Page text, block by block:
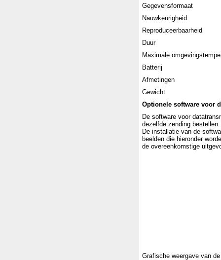
Gegevensformaat
Nauwkeurigheid
Reproduceerbaarheid
Duur
Maximale
Batterij
Afmetingen
Gewicht
Optionele software voor
De software voor
dezelfde zending
De installatie van de
beelden die hieronder
de overeenkomstige
Grafische weergave van